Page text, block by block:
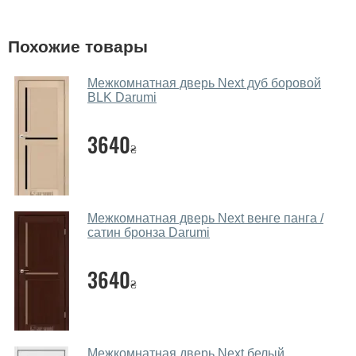
У вас большой магазин?
дверей.
через мессенджеры, онлайн чат или непосредственно
в нашем салоне-магазине.
Какие основные особенности и
из евробруса (собственной сушки), который
покрывается МДФ накладками толщиной 20 мм.
Похожие товары
Межкомнатная дверь Next дуб боровой
BLK Darumi
3640₴
Межкомнатная дверь Next венге панга /
сатин бронза Darumi
3640₴
Межкомнатная дверь Next белый